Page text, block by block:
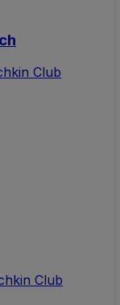
Club
Club